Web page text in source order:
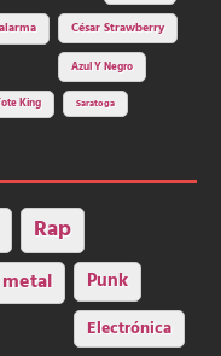
César Strawberry
Azul Y Negro
King Saratoga
Rap
Punk
Electrónica